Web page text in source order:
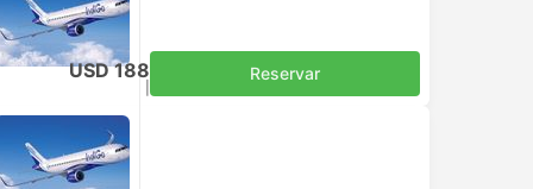
USD 188 Reservar